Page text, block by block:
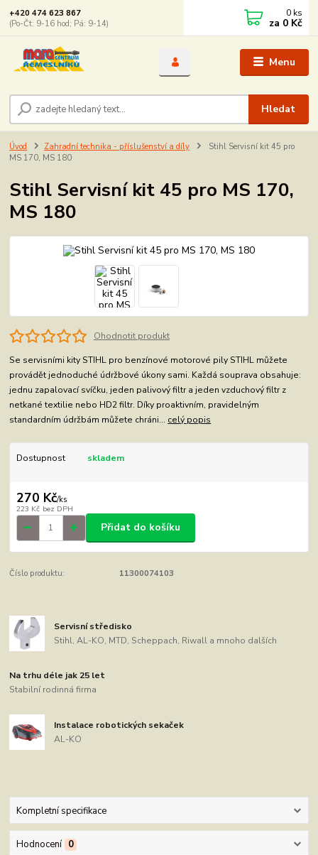
Menu
Hledat
+420 474 623 867
(Po-Čt: 9-16 hod; Pá: 9-14)
0 ks
za 0 Kč
Úvod Zahradní technika - příslušenství a díly
Stihl Servisní kit 45 pro
MS 170, MS 180
Stihl Servisní kit 45 pro MS 170,
MS 180
Ohodnotit produkt
Se servisními kity STIHL pro benzínové motorové pily STIHL můžete
provádět jednoduché údržbové úkony sami. Každá souprava obsahuje:
jednu zapalovací svíčku, jeden palivový filtr a jeden vzduchový filtr z
netkané textilie nebo HD2 filtr. Díky proaktivním, pravidelným
standardním údržbám můžete chráni... celý popis
Dostupnost skladem
270 Kč/ks
223 Kč bez DPH
Přidat do košíku
Číslo produktu: 11300074103
Servisní středisko
Stihl, AL-KO, MTD, Scheppach, Riwall a mnoho dalších
Na trhu déle jak 25 let
Stabilní rodinná firma
Instalace robotických sekaček
AL-KO
Kompletní specifikace
Hodnocení 0